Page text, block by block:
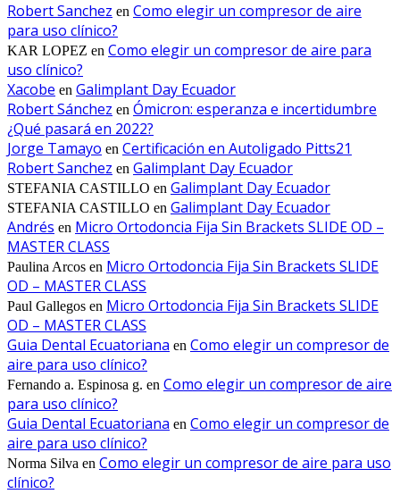
Robert Sanchez en Como elegir un compresor de aire
para uso clínico?
KAR LOPEZ en Como elegir un compresor de aire para
uso clínico?
Xacobe en Galimplant Day Ecuador
Robert Sánchez en Ómicron: esperanza e incertidumbre
¿Qué pasará en 2022?
Jorge Tamayo en Certificación en Autoligado Pitts21
Robert Sanchez en Galimplant Day Ecuador
STEFANIA CASTILLO en Galimplant Day Ecuador
STEFANIA CASTILLO en Galimplant Day Ecuador
Andrés en Micro Ortodoncia Fija Sin Brackets SLIDE OD –
MASTER CLASS
Paulina Arcos en Micro Ortodoncia Fija Sin Brackets SLIDE
OD – MASTER CLASS
Paul Gallegos en Micro Ortodoncia Fija Sin Brackets SLIDE
OD – MASTER CLASS
Guia Dental Ecuatoriana en Como elegir un compresor de
aire para uso clínico?
Fernando a. Espinosa g. en Como elegir un compresor de aire
para uso clínico?
Guia Dental Ecuatoriana en Como elegir un compresor de
aire para uso clínico?
Norma Silva en Como elegir un compresor de aire para uso
clínico?